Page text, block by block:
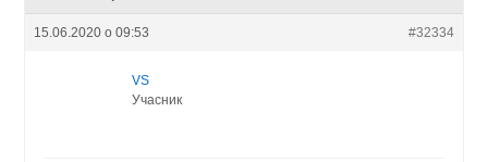
15.06.2020 о 09:53 #32334
VS
Учасник